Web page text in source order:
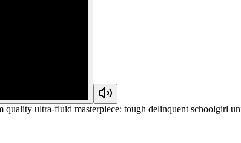
ultra-fluid masterpiece: tough delinquent schoolgirl